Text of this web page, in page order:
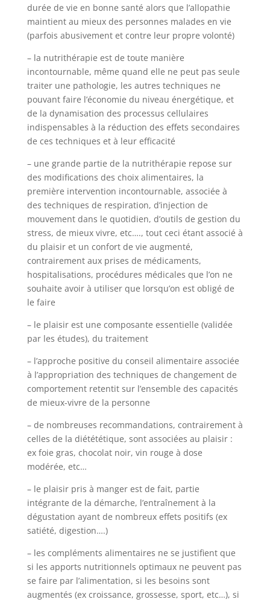
durée de vie en bonne santé alors que l’allopathie
maintient au mieux des personnes malades en vie
(parfois abusivement et contre leur propre volonté)
– la nutrithérapie est de toute manière
incontournable, même quand elle ne peut pas seule
traiter une pathologie, les autres techniques ne
pouvant faire l’économie du niveau énergétique, et
de la dynamisation des processus cellulaires
indispensables à la réduction des effets secondaires
de ces techniques et à leur efficacité
– une grande partie de la nutrithérapie repose sur
des modifications des choix alimentaires, la
première intervention incontournable, associée à
des techniques de respiration, d’injection de
mouvement dans le quotidien, d’outils de gestion du
stress, de mieux vivre, etc…., tout ceci étant associé à
du plaisir et un confort de vie augmenté,
contrairement aux prises de médicaments,
hospitalisations, procédures médicales que l’on ne
souhaite avoir à utiliser que lorsqu’on est obligé de
le faire
– le plaisir est une composante essentielle (validée
par les études), du traitement
– l’approche positive du conseil alimentaire associée
à l’appropriation des techniques de changement de
comportement retentit sur l’ensemble des capacités
de mieux-vivre de la personne
– de nombreuses recommandations, contrairement à
celles de la diétététique, sont associées au plaisir :
ex foie gras, chocolat noir, vin rouge à dose
modérée, etc…
– le plaisir pris à manger est de fait, partie
intégrante de la démarche, l’entraînement à la
dégustation ayant de nombreux effets positifs (ex
satiété, digestion….)
– les compléments alimentaires ne se justifient que
si les apports nutritionnels optimaux ne peuvent pas
se faire par l’alimentation, si les besoins sont
augmentés (ex croissance, grossesse, sport, etc…), si